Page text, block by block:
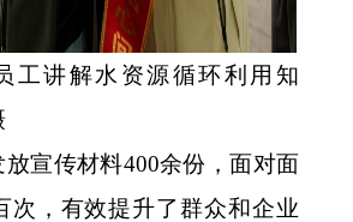
工讲解水资源循环利用知
放宣传材料400余份，面对面
次，有效提升了群众和企业